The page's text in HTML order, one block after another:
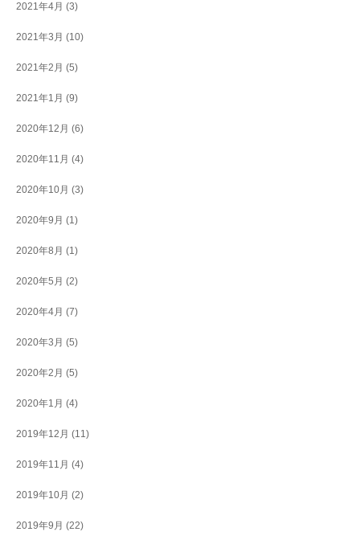
2021年4月 (3)
2021年3月 (10)
2021年2月 (5)
2021年1月 (9)
2020年12月 (6)
2020年11月 (4)
2020年10月 (3)
2020年9月 (1)
2020年8月 (1)
2020年5月 (2)
2020年4月 (7)
2020年3月 (5)
2020年2月 (5)
2020年1月 (4)
2019年12月 (11)
2019年11月 (4)
2019年10月 (2)
2019年9月 (22)